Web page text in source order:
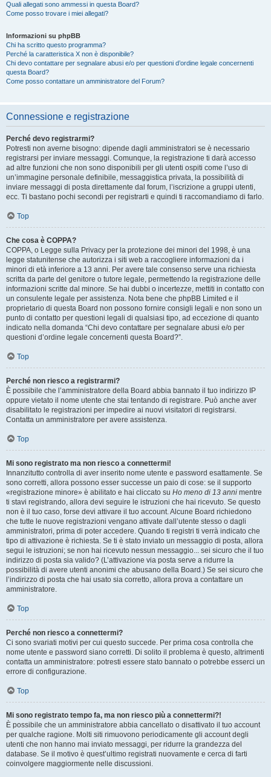
Quali allegati sono ammessi in questa Board?
Come posso trovare i miei allegati?
Informazioni su phpBB
Chi ha scritto questo programma?
Perché la caratteristica X non è disponibile?
Chi devo contattare per segnalare abusi e/o per questioni d’ordine legale concernenti
questa Board?
Come posso contattare un amministratore del Forum?
Connessione e registrazione
Perché devo registrarmi?
Potresti non averne bisogno: dipende dagli amministratori se è necessario
registrarsi per inviare messaggi. Comunque, la registrazione ti darà accesso
ad altre funzioni che non sono disponibili per gli utenti ospiti come l’uso di
un’immagine personale definibile, messaggistica privata, la possibilità di
inviare messaggi di posta direttamente dal forum, l’iscrizione a gruppi utenti,
ecc. Ti bastano pochi secondi per registrarti e quindi ti raccomandiamo di farlo.
Top
Che cosa è COPPA?
COPPA, o Legge sulla Privacy per la protezione dei minori del 1998, è una
legge statunitense che autorizza i siti web a raccogliere informazioni da i
minori di età inferiore a 13 anni. Per avere tale consenso serve una richiesta
scritta da parte del genitore o tutore legale, permettendo la registrazione delle
informazioni scritte dal minore. Se hai dubbi o incertezze, mettiti in contatto con
un consulente legale per assistenza. Nota bene che phpBB Limited e il
proprietario di questa Board non possono fornire consigli legali e non sono un
punto di contatto per questioni legali di qualsiasi tipo, ad eccezione di quanto
indicato nella domanda “Chi devo contattare per segnalare abusi e/o per
questioni d’ordine legale concernenti questa Board?”.
Top
Perché non riesco a registrarmi?
È possibile che l’amministratore della Board abbia bannato il tuo indirizzo IP
oppure vietato il nome utente che stai tentando di registrare. Può anche aver
disabilitato le registrazioni per impedire ai nuovi visitatori di registrarsi.
Contatta un amministratore per avere assistenza.
Top
Mi sono registrato ma non riesco a connettermi!
Innanzitutto controlla di aver inserito nome utente e password esattamente. Se
sono corretti, allora possono esser successe un paio di cose: se il supporto
«registrazione minore» è abilitato e hai cliccato su Ho meno di 13 anni mentre
ti stavi registrando, allora devi seguire le istruzioni che hai ricevuto. Se questo
non è il tuo caso, forse devi attivare il tuo account. Alcune Board richiedono
che tutte le nuove registrazioni vengano attivate dall’utente stesso o dagli
amministratori, prima di poter accedere. Quando ti registri ti verrà indicato che
tipo di attivazione è richiesta. Se ti è stato inviato un messaggio di posta, allora
segui le istruzioni; se non hai ricevuto nessun messaggio... sei sicuro che il tuo
indirizzo di posta sia valido? (L’attivazione via posta serve a ridurre la
possibilità di avere utenti anonimi che abusano della Board.) Se sei sicuro che
l’indirizzo di posta che hai usato sia corretto, allora prova a contattare un
amministratore.
Top
Perché non riesco a connettermi?
Ci sono svariati motivi per cui questo succede. Per prima cosa controlla che
nome utente e password siano corretti. Di solito il problema è questo, altrimenti
contatta un amministratore: potresti essere stato bannato o potrebbe esserci un
errore di configurazione.
Top
Mi sono registrato tempo fa, ma non riesco più a connettermi?!
È possibile che un amministratore abbia cancellato o disattivato il tuo account
per qualche ragione. Molti siti rimuovono periodicamente gli account degli
utenti che non hanno mai inviato messaggi, per ridurre la grandezza del
database. Se il motivo è quest’ultimo registrati nuovamente e cerca di farti
coinvolgere maggiormente nelle discussioni.